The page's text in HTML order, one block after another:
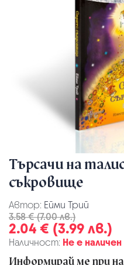
Търсачи на
съкровище
Автор: Ейми Трий
3.58 € (7.00 лв.)
2.04 € (3.99 лв.)
Наличност: Не е наличен
Информирай ме при